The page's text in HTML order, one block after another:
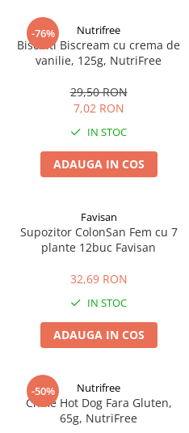
-76% Nutrifree
Biscuiti Biscream cu crema de
vanilie, 125g, NutriFree
29,50 RON
7,02 RON
IN STOC
ADAUGA IN COS
Favisan
Supozitor ColonSan Fem cu 7
plante 12buc Favisan
32,69 RON
IN STOC
ADAUGA IN COS
-50% Nutrifree
Chifle Hot Dog Fara Gluten,
65g, NutriFree